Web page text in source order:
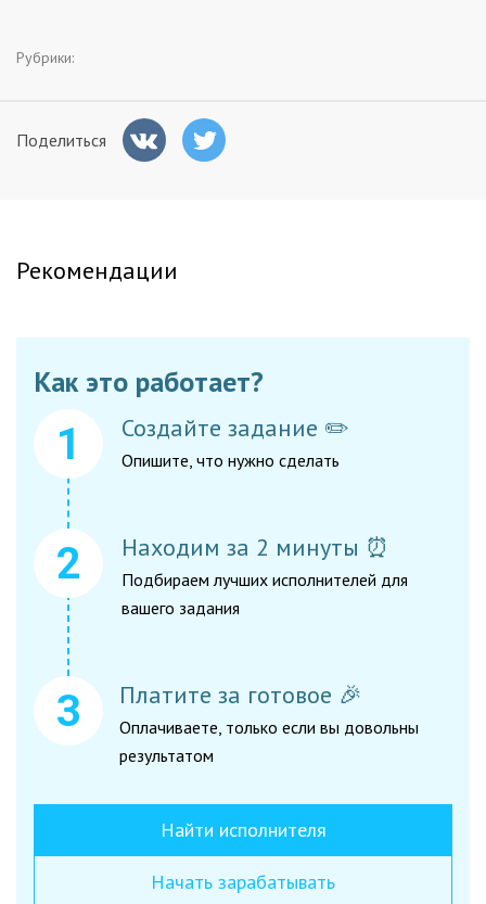
Гости
Рубрики:
Поделиться
Рекомендации
Как это работает?
Создайте задание ✏️
Опишите, что нужно сделать
Находим за 2 минуты ⏰
Подбираем лучших исполнителей для
вашего задания
Платите за готовое 🎉
Оплачиваете, только если вы довольны
результатом
Найти исполнителя
Начать зарабатывать